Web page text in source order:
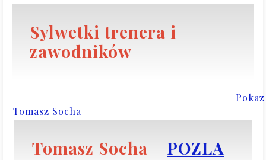
Sylwetki trenera i
zawodników
Tomasz Socha
Tomasz Socha POZLA